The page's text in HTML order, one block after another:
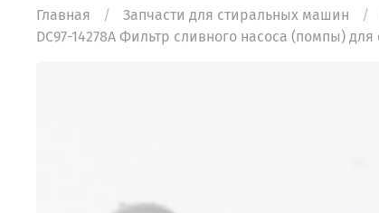
Главная Запчасти для стиральных машин
DC97-14278A Фильтр сливного насоса (помпы)